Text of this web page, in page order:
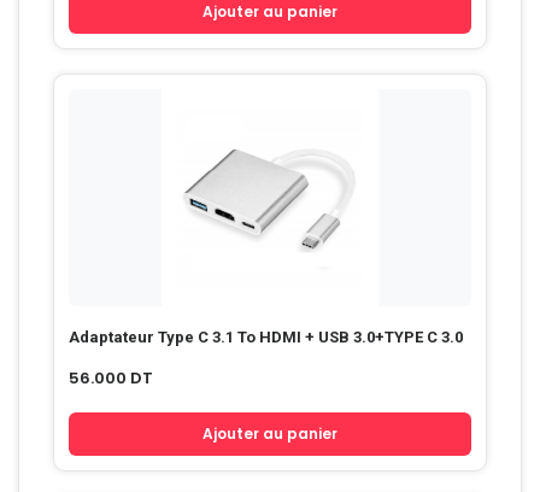
Ajouter au panier
Adaptateur Type C 3.1 To HDMI + USB 3.0+TYPE C 3.0
56.000 DT
Ajouter au panier